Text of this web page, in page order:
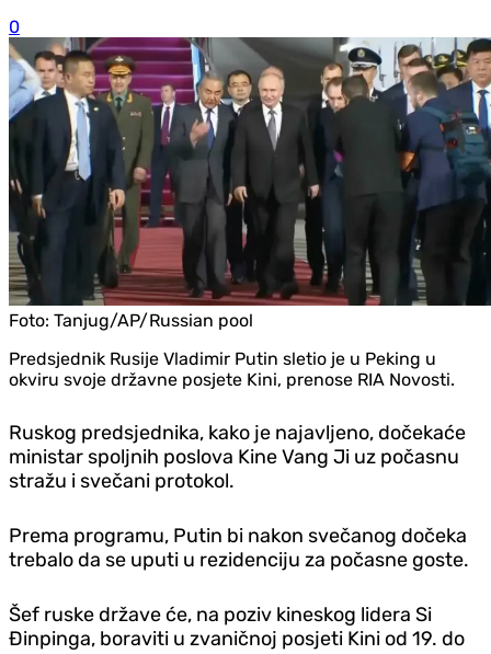
0
Foto: Tanjug/AP/Russian pool
Predsjednik Rusije Vladimir Putin sletio je u Peking u
okviru svoje državne posjete Kini, prenose RIA Novosti.
Ruskog predsjednika, kako je najavljeno, dočekaće
ministar spoljnih poslova Kine Vang Ji uz počasnu
stražu i svečani protokol.
Prema programu, Putin bi nakon svečanog dočeka
trebalo da se uputi u rezidenciju za počasne goste.
Šef ruske države će, na poziv kineskog lidera Si
Đinpinga, boraviti u zvaničnoj posjeti Kini od 19. do